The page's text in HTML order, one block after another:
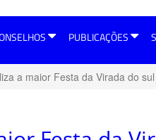
PUBLICAÇÕES
a maior Festa da Virada do